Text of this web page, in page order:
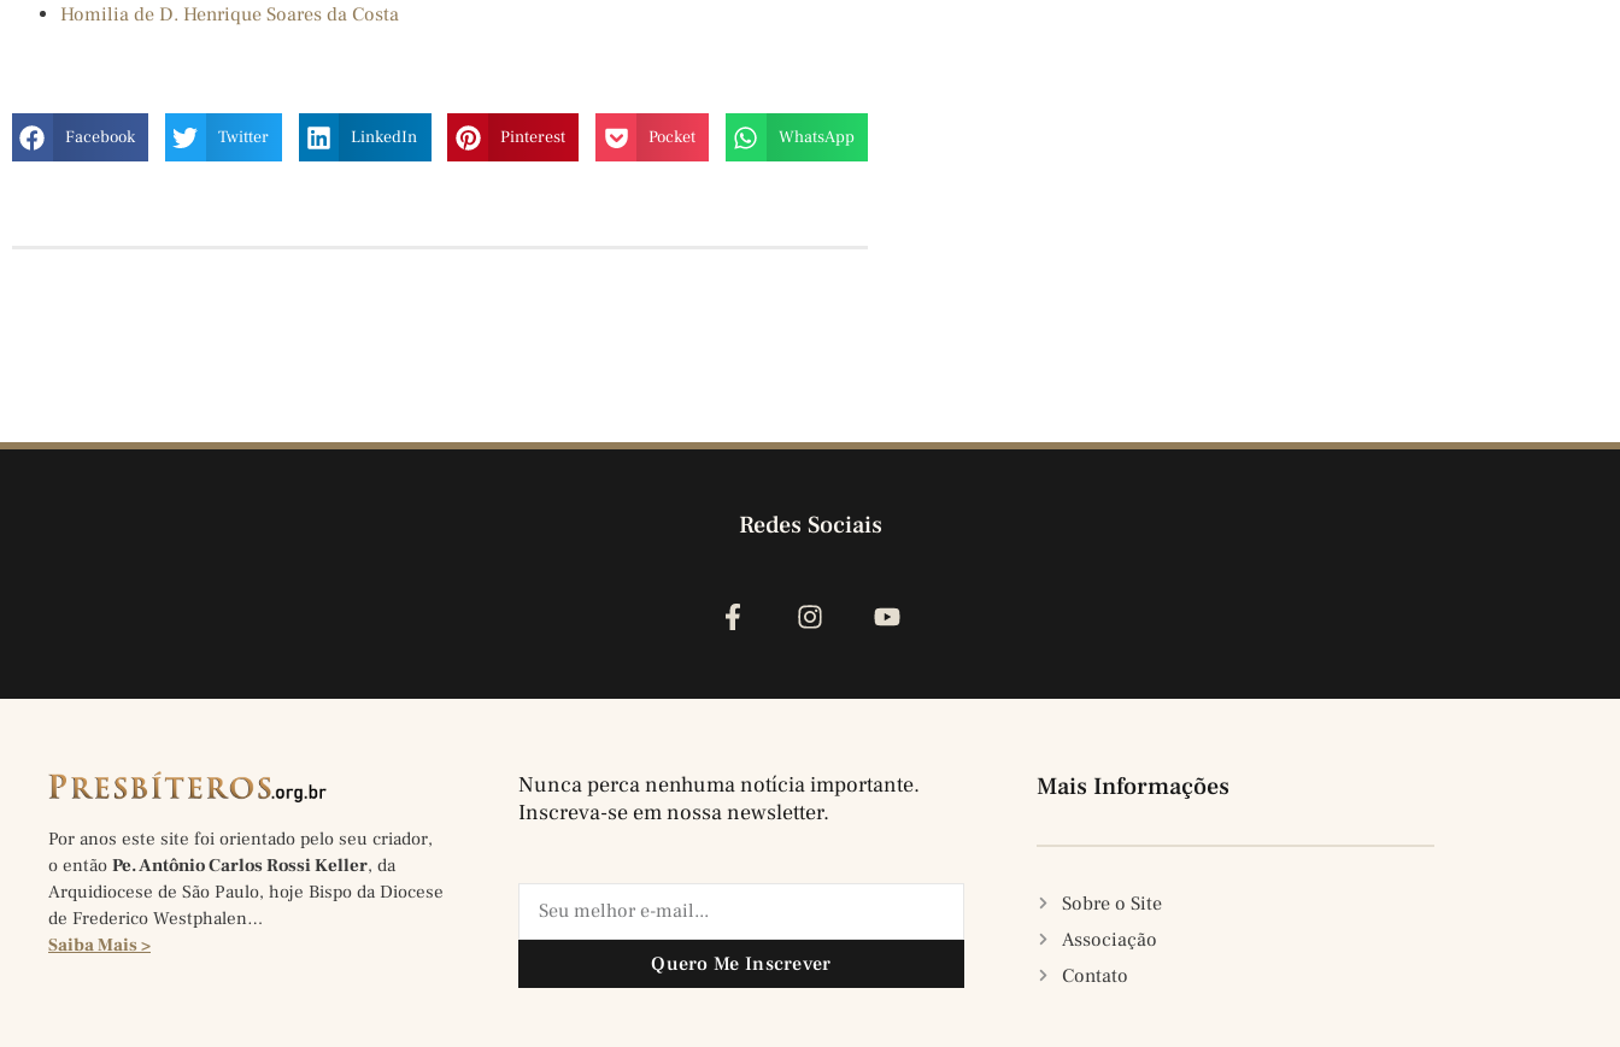
Homilia de D. Henrique Soares da Costa
Facebook Twitter LinkedIn Pinterest Pocket WhatsApp
Redes Sociais
Por anos este site foi orientado pelo seu criador,
o então Pe. Antônio Carlos Rossi Keller, da
Arquidiocese de São Paulo, hoje Bispo da Diocese
de Frederico Westphalen…
Saiba Mais >
Nunca perca nenhuma notícia importante.
Inscreva-se em nossa newsletter.
Quero Me Inscrever
Mais Informações
Sobre o Site
Associação
Contato